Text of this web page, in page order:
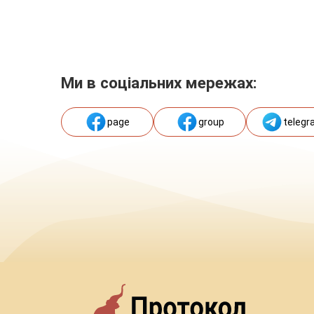
Ми в соціальних мережах:
page group